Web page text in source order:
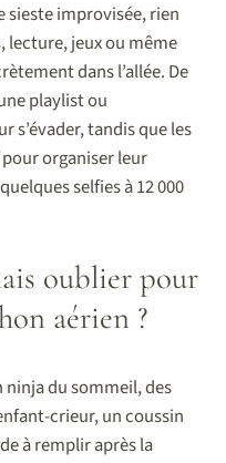
sieste improvisée, rien
lecture, jeux ou même
dans l’allée. De
playlist ou
s’évader, tandis que les
organiser leur
selfies à 12 000
oublier pour
aérien ?
ninja du sommeil, des
crieur, un coussin
à remplir après la